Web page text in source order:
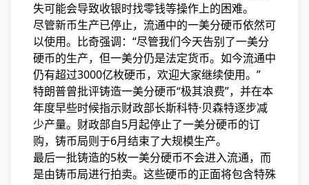
失可能会导致收银时找零钱等操作上的困难。
尽管新币生产已停止，流通中的一美分硬币依然可
以使用。比奇强调：“尽管我们今天告别了一美分
硬币的生产，但一美分仍是法定货币。如今流通中
仍有超过3000亿枚硬币，欢迎大家继续使用。”
特朗普曾批评铸造一美分硬币“极其浪费”，并在本
年度早些时候指示财政部长斯科特·贝森特逐步减
少产量。财政部自5月起停止了一美分硬币的订
购，铸币局则于6月结束了大规模生产。
最后一批铸造的5枚一美分硬币不会进入流通，而
是由铸币局进行拍卖。这些硬币的正面将包含特殊